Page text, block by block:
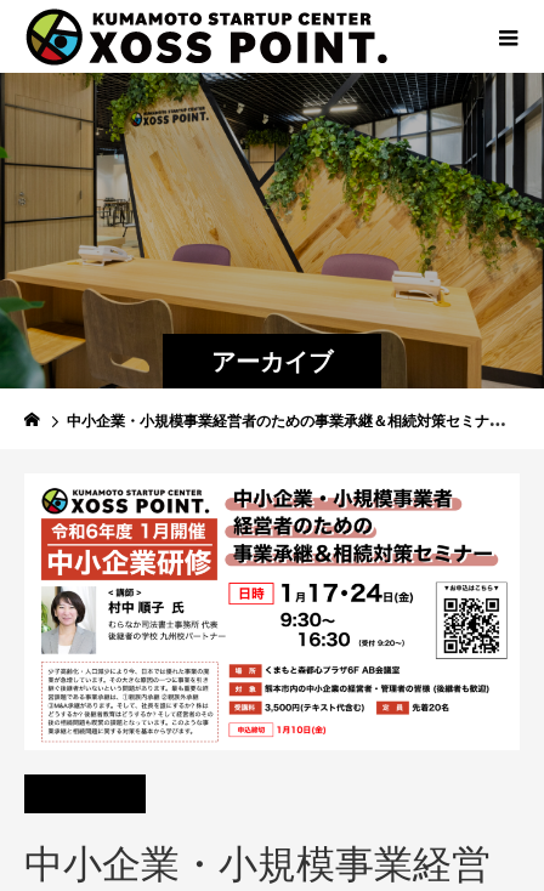
アーカイブ
中小企業・小規模事業経営者のための事業承継＆相続対策セミナー (2024年度中小企業研修 No.15)
中小企業・小規模事業経営